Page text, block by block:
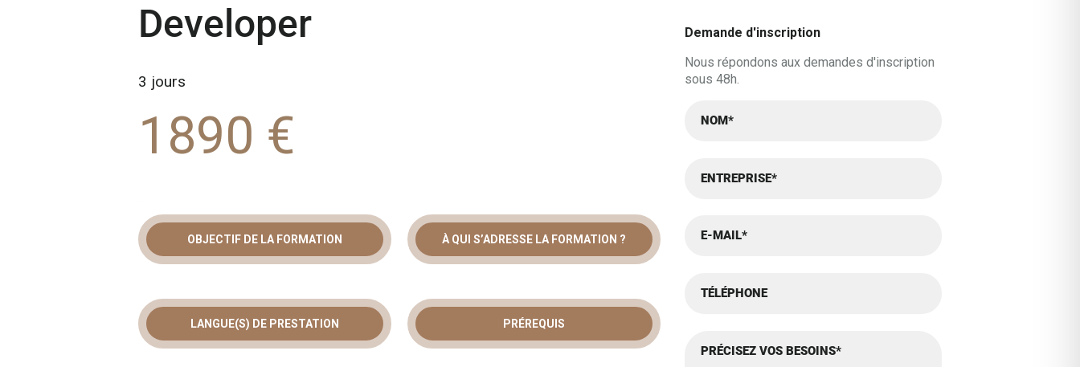
Developer
3 jours
1890 €
FORMATION SPRING BOOT
: MAÎTRISEZ LE
OBJECTIF DE LA FORMATION À QUI S’ADRESSE LA FORMATION ?
LANGUE(S) DE PRESTATION PRÉREQUIS
Demande d'inscription
Nous répondons aux demandes d'inscription
sous 48h.